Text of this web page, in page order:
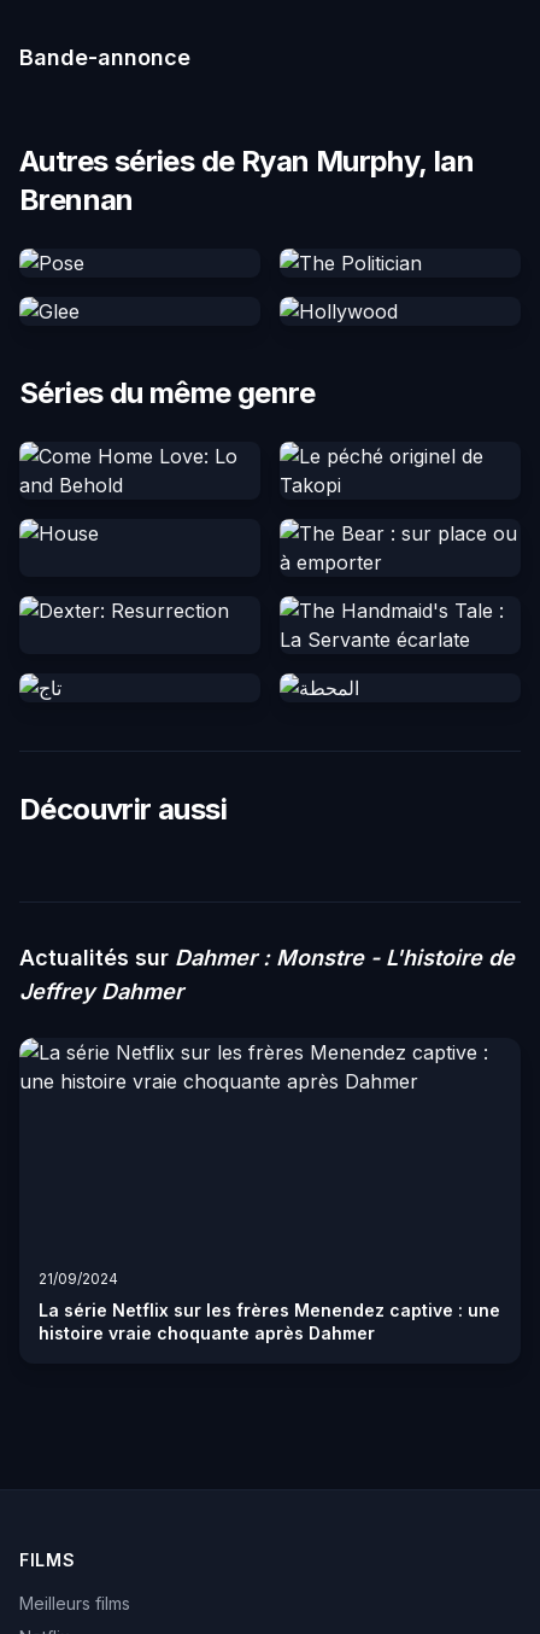
Bande-annonce
Autres séries de Ryan Murphy, Ian
Brennan
Séries du même genre
Découvrir aussi
Actualités sur Dahmer : Monstre - L'histoire de
Jeffrey Dahmer
21/09/2024
La série Netflix sur les frères Menendez captive : une
histoire vraie choquante après Dahmer
FILMS
Meilleurs films